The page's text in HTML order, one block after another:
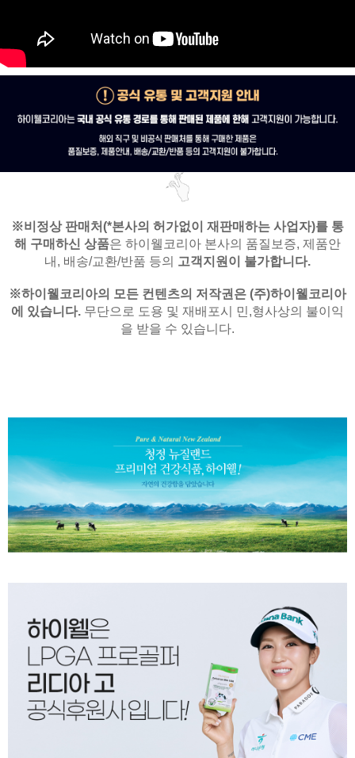
※비정상 판매처(*본사의 허가없이 재판매하는 사업자)를 통
해 구매하신 상품은 하이웰코리아 본사의 품질보증, 제품안
내, 배송/교환/반품 등의 고객지원이 불가합니다.
※하이웰코리아의 모든 컨텐츠의 저작권은 (주)하이웰코리아
에 있습니다. 무단으로 도용 및 재배포시 민,형사상의 불이익
을 받을 수 있습니다.